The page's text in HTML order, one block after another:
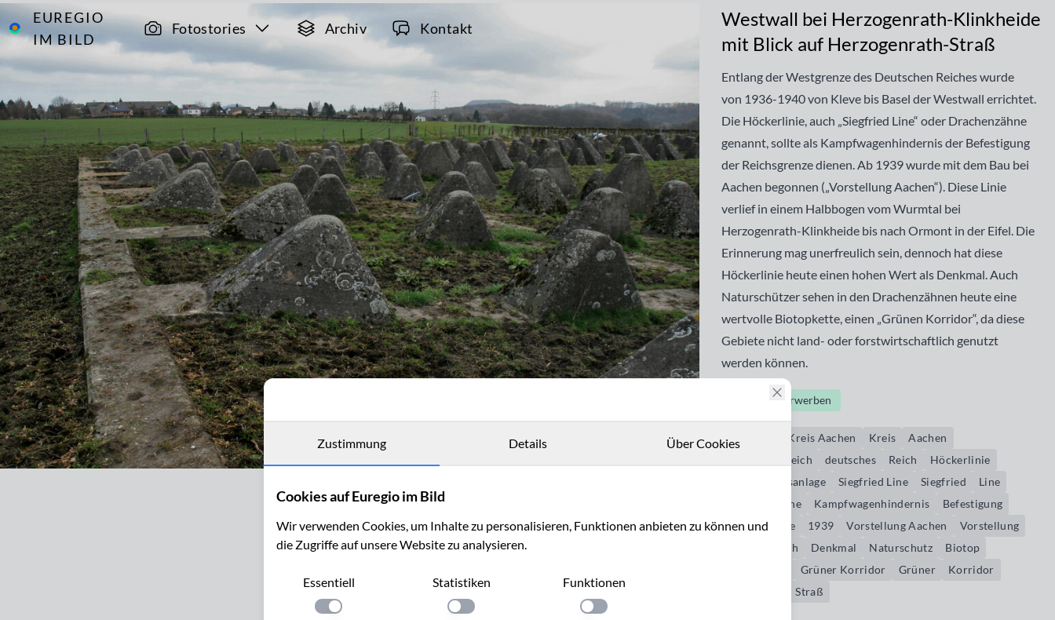
EUREGIO
IM BILD
Fotostories Archiv Kontakt
Archiv 2073
Westwall bei Herzogenrath-Klinkheide
mit Blick auf Herzogenrath-Straß
Entlang der Westgrenze des Deutschen Reiches wurde
von 1936-1940 von Kleve bis Basel der Westwall errichtet.
Die Höckerlinie, auch „Siegfried Line“ oder Drachenzähne
genannt, sollte als Kampfwagenhindernis der Befestigung
der Reichsgrenze dienen. Ab 1939 wurde mit dem Bau bei
Aachen begonnen („Vorstellung Aachen“). Diese Linie
verlief in einem Halbbogen vom Wurmtal bei
Herzogenrath-Klinkheide bis nach Ormont in der Eifel. Die
Erinnerung mag unerfreulich sein, dennoch hat diese
Höckerlinie heute einen hohen Wert als Denkmal. Auch
Naturschützer sehen in den Drachenzähnen heute eine
wertvolle Biotopkette, einen „Grünen Korridor“, da diese
Gebiete nicht land- oder forstwirtschaftlich genutzt
werden können.
Bildrechte erwerben
Westwall Kreis Aachen Kreis
Aachen
Deutsches Reich
deutsches Reich
Höckerlinie
Befestigungsanlage
Siegfried Line Siegfried
Line
Drachenzähne
Kampfwagenhindernis
Befestigung
Reichsgrenze
1939 Vorstellung Aachen
Vorstellung
Herzogenrath
Denkmal Naturschutz
Biotop
Grüner Korridor Grüner
Korridor
Straß
Zustimmung Details Über Cookies
Cookies auf Euregio im Bild
Wir verwenden Cookies, um Inhalte zu personalisieren, Funktionen anbieten zu können und
die Zugriffe auf unsere Website zu analysieren.
Essentiell
Einstellung anwenden
Statistiken
Einstellung anwenden
Funktionen
Einstellung anwenden